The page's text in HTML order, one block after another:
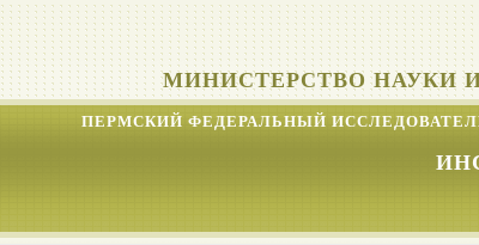
МИНИСТЕРСТВО НАУКИ
ПЕРМСКИЙ ФЕДЕРАЛЬНЫЙ